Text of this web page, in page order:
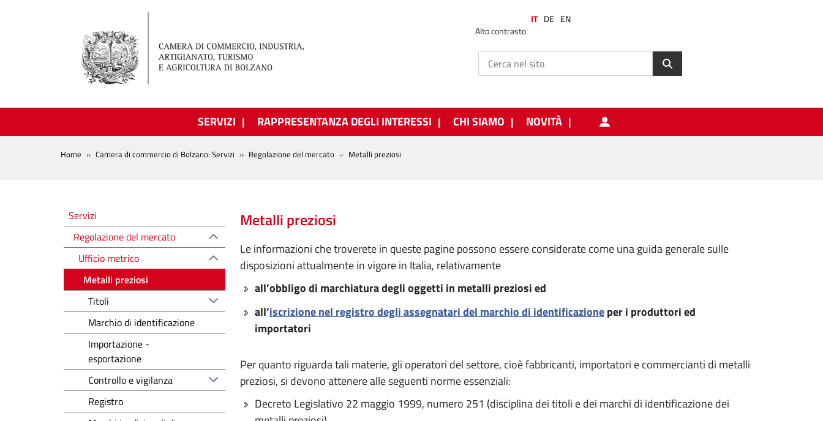
Alto contrasto
IT DE EN
SERVIZI RAPPRESENTANZA DEGLI INTERESSI CHI SIAMO NOVITÀ
BREADCRUMB
Home Camera di commercio di Bolzano: Servizi Regolazione del mercato Metalli preziosi
Metalli preziosi
Le informazioni che troverete in queste pagine possono essere considerate come una guida generale sulle
disposizioni attualmente in vigore in Italia, relativamente
all’obbligo di marchiatura degli oggetti in metalli preziosi ed
all’iscrizione nel registro degli assegnatari del marchio di identificazioneper i produttori ed
importatori
Per quanto riguarda tali materie, gli operatori del settore, cioè fabbricanti, importatori e commercianti di metalli
preziosi, si devono attenere alle seguenti norme essenziali:
Decreto Legislativo 22 maggio 1999, numero 251 (disciplina dei titoli e dei marchi di identificazione dei
Regolazione del mercato
Servizi
Regolazione del mercato
Ufficio metrico
Metalli preziosi
Titoli
Marchio di identificazione
Importazione -
esportazione
Controllo e vigilanza
Registro